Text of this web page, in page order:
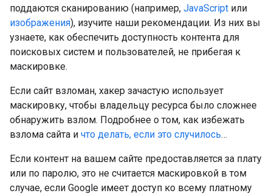
поддаются сканированию (например, JavaScript или
изображения), изучите наши рекомендации. Из них вы
узнаете, как обеспечить доступность контента для
поисковых систем и пользователей, не прибегая к
маскировке.
Если сайт взломан, хакер зачастую использует
маскировку, чтобы владельцу ресурса было сложнее
обнаружить взлом. Подробнее о том, как избежать
взлома сайта и что делать, если это случилось…
Если контент на вашем сайте предоставляется за плату
или по паролю, это не считается маскировкой в том
случае, если Google имеет доступ ко всему платному